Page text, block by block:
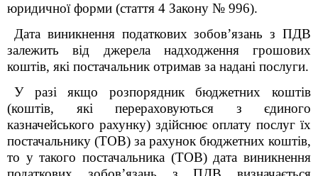
юридичної форми (стаття 4 Закону № 996).
Дата виникнення податкових зобов’язань з ПДВ
залежить від джерела надходження грошових
коштів, які постачальник отримав за надані послуги.
У разі якщо розпорядник бюджетних коштів
(коштів, які перераховуються з єдиного
казначейського рахунку) здійснює оплату послуг їх
постачальнику (ТОВ) за рахунок бюджетних коштів,
то у такого постачальника (ТОВ) дата виникнення